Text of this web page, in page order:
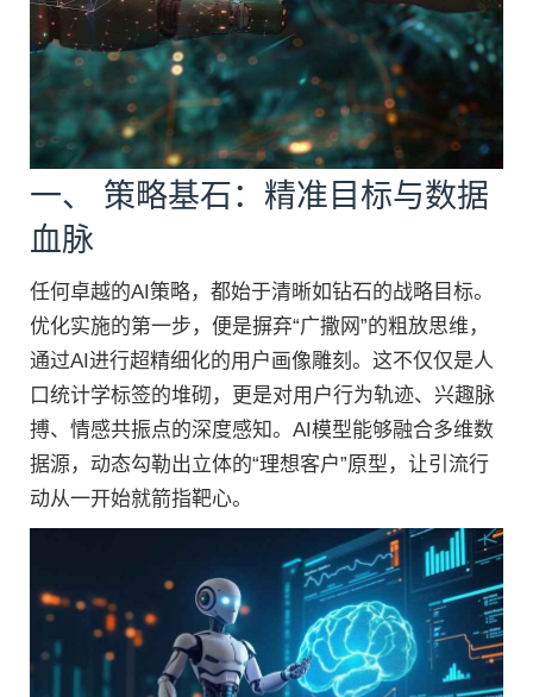
一、 策略基石：精准目标与数据
血脉
任何卓越的AI策略，都始于清晰如钻石的战略目标。
优化实施的第一步，便是摒弃“广撒网”的粗放思维，
通过AI进行超精细化的用户画像雕刻。这不仅仅是人
口统计学标签的堆砌，更是对用户行为轨迹、兴趣脉
搏、情感共振点的深度感知。AI模型能够融合多维数
据源，动态勾勒出立体的“理想客户”原型，让引流行
动从一开始就箭指靶心。